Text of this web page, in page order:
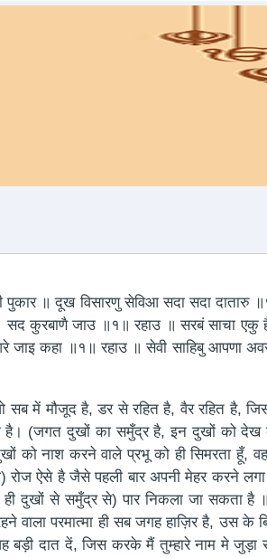
॥ दूख विसारणु सेविआ सदा सदा दातारु
सद कुरबाणै जाउ ॥१॥ रहाउ ॥ सरबं साचा एकु
जाइ कहा ॥१॥ रहाउ ॥ सेवी साहिबु आपणा
सब में मौजूद है, डर से रहित है, वैर रहित है,
(जगत दुखों का समुँद्र है, इन दुखों को देख
को नाश करने वाले प्रभू को ही सिमरता हूँ,
रोज ऐसे है जैसे पहली बार अपनी मेहर करने
ही दुखों से समुँद्र से) पार निकला जा सकता है
परमात्मा ही सब जगह हाज़िर है, उस के
दात दें, जिस करके मैं तुम्हारे नाम मे जुड़ा